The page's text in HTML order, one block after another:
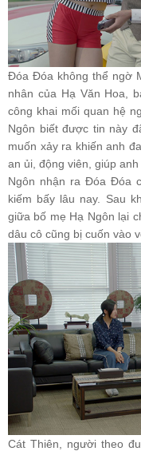
Đóa Đóa không thể ngờ
nhân của Hạ Văn Hoa,
công khai mối quan hệ
Ngôn biết được tin này
muốn xảy ra khiến anh
an ủi, động viên, giúp
Ngôn nhận ra Đóa Đóa
kiếm bấy lâu nay. Sau
giữa bố mẹ Hạ Ngôn lại
dâu cô cũng bị cuốn vào
Cát Thiên, người theo